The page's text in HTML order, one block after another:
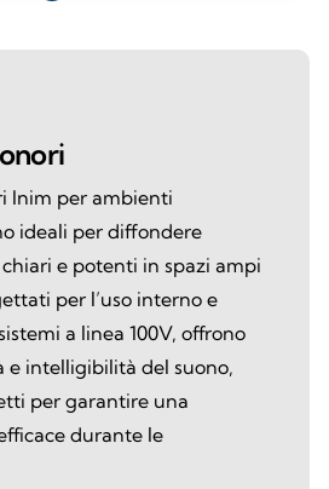
Inim per ambienti
ideali per diffondere
e potenti in spazi ampi
per l’uso interno e
a linea 100V, offrono
e intelligibilità del suono,
per garantire una
durante le